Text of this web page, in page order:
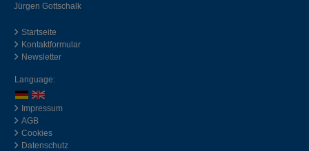
Jürgen Gottschalk
Startseite
Kontaktformular
Newsletter
Language:
Impressum
AGB
Cookies
Datenschutz